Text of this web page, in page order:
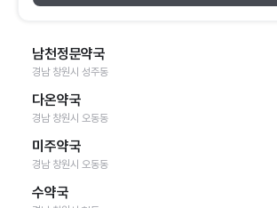
남천정문약국
경남 창원시 성주동
다온약국
경남 창원시 오동동
미주약국
경남 창원시 오동동
수약국